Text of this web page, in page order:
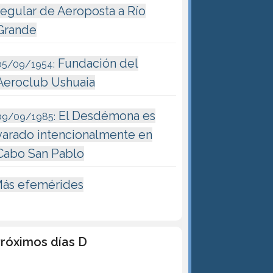
de Aeroposta a Río
09/1954: Fundación del
Ushuaia
09/1985: El Desdémona es
intencionalmente en
San Pablo
efemérides
días D